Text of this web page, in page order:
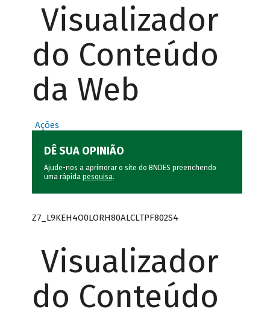
Visualizador
do Conteúdo
da Web
Ações
DÊ SUA OPINIÃO
Ajude-nos a aprimorar o site do BNDES preenchendo
uma rápida pesquisa.
Z7_L9KEH4O0LORH80ALCLTPF802S4
Visualizador
do Conteúdo